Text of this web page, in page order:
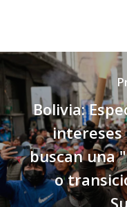
Bolivia:
buscan una
o